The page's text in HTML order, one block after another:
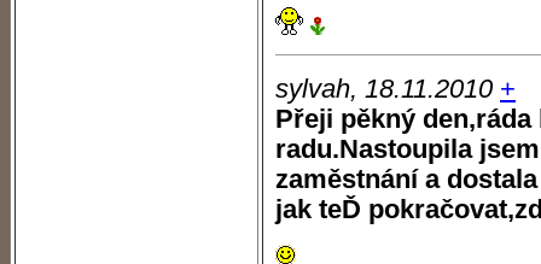
sylvah, 18.11.2010 +
Přeji pěkný
radu.Nastoupila
zaměstnání a
jak teĎ